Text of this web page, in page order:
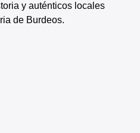
y auténticos locales
de Burdeos.